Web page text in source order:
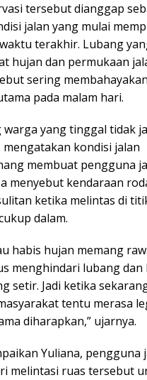
tersebut dianggap
jalan yang mulai
terakhir. Lubang
hujan dan permukaan
sering membahayakan
pada malam hari.
warga yang tinggal tidak
kondisi jalan
membuat pengguna
menyebut kendaraan
ketika melintas di
dalam.
habis hujan memang
menghindari lubang dan
setir. Jadi ketika
tentu merasa
diharapkan,” ujarnya.
Yuliana, pengguna
melintasi ruas tersebut